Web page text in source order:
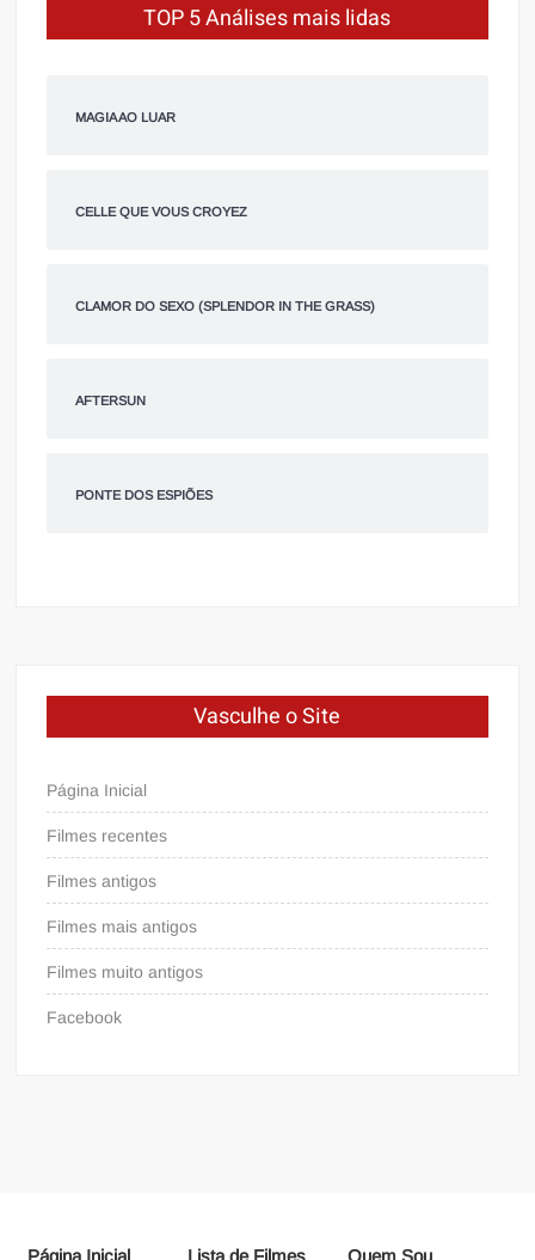
TOP 5 Análises mais lidas
MAGIA AO LUAR
CELLE QUE VOUS CROYEZ
CLAMOR DO SEXO (SPLENDOR IN THE GRASS)
AFTERSUN
PONTE DOS ESPIÕES
Vasculhe o Site
Página Inicial
Filmes recentes
Filmes antigos
Filmes mais antigos
Filmes muito antigos
Facebook
Página Inicial Lista de Filmes Quem Sou